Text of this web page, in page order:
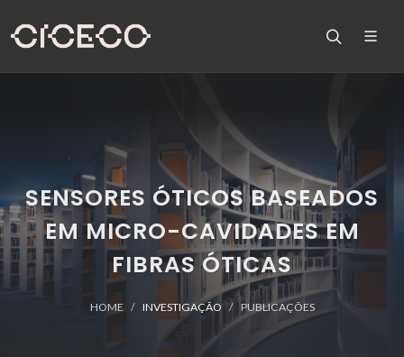
SENSORES ÓTICOS BASEADOS
EM MICRO-CAVIDADES EM
FIBRAS ÓTICAS
HOME INVESTIGAÇÃO PUBLICAÇÕES